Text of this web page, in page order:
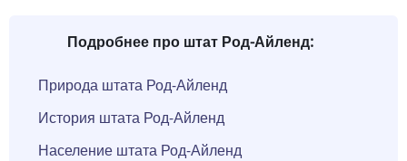
Подробнее про штат Род-Айленд:
Природа штата Род-Айленд
История штата Род-Айленд
Население штата Род-Айленд